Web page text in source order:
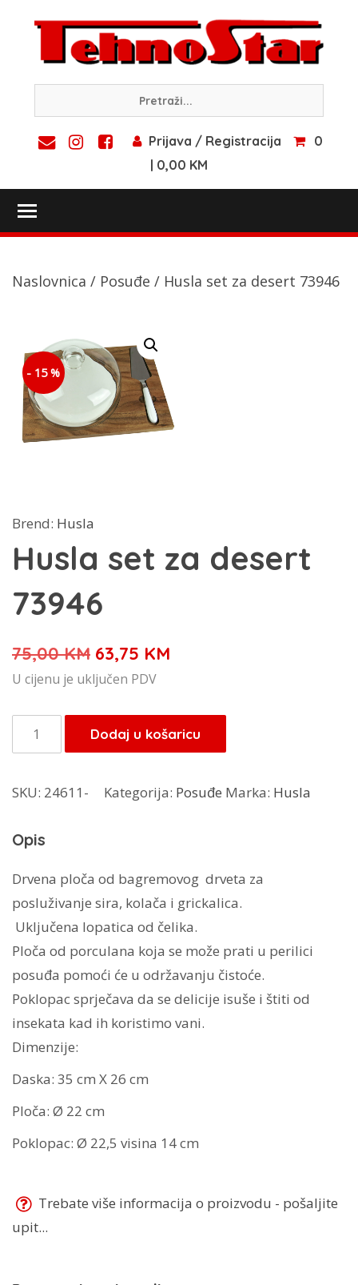
content
Prijava / Registracija
0
| 0,00 KM
Naslovnica / Posuđe / Husla set za desert 73946
- 15 %
Brend: Husla
Husla set za desert
73946
75,00KM Izvorna
cijena
je:
75,00 KM.
63,75 KM
63,75 KM.
U cijenu je uključen PDV
Husla
set
desert
količina
Dodaj u košaricu
SKU: 24611- Kategorija: Posuđe Marka: Husla
Opis
Drvena ploča od bagremovog drveta za
posluživanje sira, kolača i grickalica.
Uključena lopatica od čelika.
Ploča od porculana koja se može prati u perilici
posuđa pomoći će u održavanju čistoće.
Poklopac sprječava da se delicije isuše i štiti od
insekata kad ih koristimo vani.
Dimenzije:
Daska: 35 cm X 26 cm
Ploča: Ø 22 cm
Poklopac: Ø 22,5 visina 14 cm
Trebate više informacija o proizvodu - pošaljite
upit...